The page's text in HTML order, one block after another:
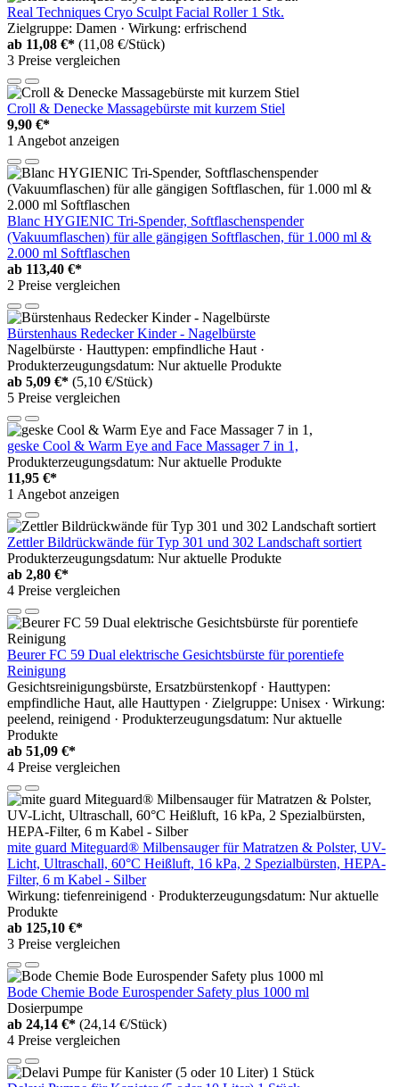
Real Techniques Cryo Sculpt Facial Roller 1 Stk.
Zielgruppe: Damen · Wirkung: erfrischend
ab 11,08 €* (11,08 €/Stück)
3 Preise vergleichen
Croll & Denecke Massagebürste mit kurzem Stiel
9,90 €*
1 Angebot anzeigen
Blanc HYGIENIC Tri-Spender, Softflaschenspender
(Vakuumflaschen) für alle gängigen Softflaschen, für 1.000 ml &
2.000 ml Softflaschen
ab 113,40 €*
2 Preise vergleichen
Bürstenhaus Redecker Kinder - Nagelbürste
Nagelbürste · Hauttypen: empfindliche Haut ·
Produkterzeugungsdatum: Nur aktuelle Produkte
ab 5,09 €* (5,10 €/Stück)
5 Preise vergleichen
geske Cool & Warm Eye and Face Massager 7 in 1,
Produkterzeugungsdatum: Nur aktuelle Produkte
11,95 €*
1 Angebot anzeigen
Zettler Bildrückwände für Typ 301 und 302 Landschaft sortiert
Produkterzeugungsdatum: Nur aktuelle Produkte
ab 2,80 €*
4 Preise vergleichen
Beurer FC 59 Dual elektrische Gesichtsbürste für porentiefe
Reinigung
Gesichtsreinigungsbürste, Ersatzbürstenkopf · Hauttypen:
empfindliche Haut, alle Hauttypen · Zielgruppe: Unisex · Wirkung:
peelend, reinigend · Produkterzeugungsdatum: Nur aktuelle
Produkte
ab 51,09 €*
4 Preise vergleichen
mite guard Miteguard® Milbensauger für Matratzen & Polster, UV-
Licht, Ultraschall, 60°C Heißluft, 16 kPa, 2 Spezialbürsten, HEPA-
Filter, 6 m Kabel - Silber
Wirkung: tiefenreinigend · Produkterzeugungsdatum: Nur aktuelle
Produkte
ab 125,10 €*
3 Preise vergleichen
Bode Chemie Bode Eurospender Safety plus 1000 ml
Dosierpumpe
ab 24,14 €* (24,14 €/Stück)
4 Preise vergleichen